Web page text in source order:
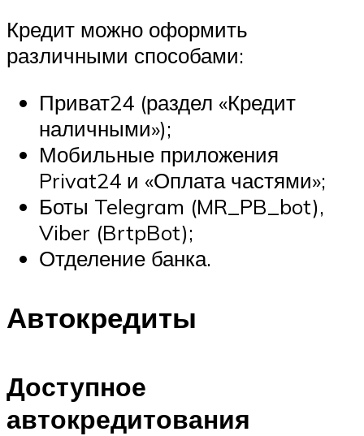
Кредит можно оформить
различными способами:
Приват24 (раздел «Кредит
наличными»);
Мобильные приложения
Privat24 и «Оплата частями»;
Боты Telegram (MR_PB_bot),
Viber (BrtpBot);
Отделение банка.
Автокредиты
Доступное
автокредитования